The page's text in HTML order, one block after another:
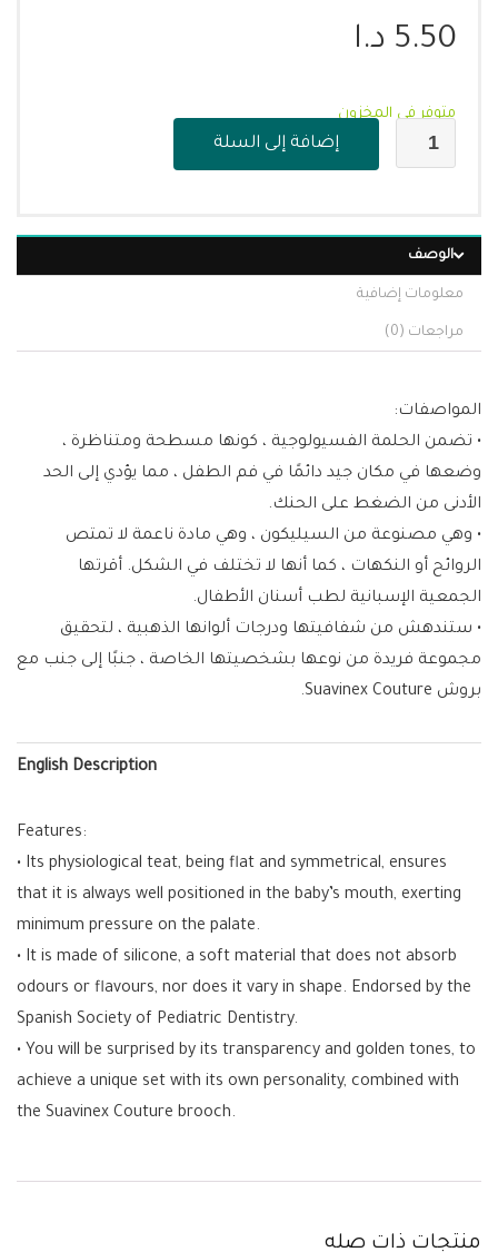
5.50 د.ا
متوفر في المخزون
إضافة إلى السلة
الوصف
معلومات إضافية
مراجعات (0)
المواصفات:
• تضمن الحلمة الفسيولوجية ، كونها مسطحة ومتناظرة ،
وضعها في مكان جيد دائمًا في فم الطفل ، مما يؤدي إلى الحد
الأدنى من الضغط على الحنك.
• وهي مصنوعة من السيليكون ، وهي مادة ناعمة لا تمتص
الروائح أو النكهات ، كما أنها لا تختلف في الشكل. أقرتها
الجمعية الإسبانية لطب أسنان الأطفال.
• ستندهش من شفافيتها ودرجات ألوانها الذهبية ، لتحقيق
مجموعة فريدة من نوعها بشخصيتها الخاصة ، جنبًا إلى جنب مع
بروش Suavinex Couture.
English Description
Features:
• Its physiological teat, being flat and symmetrical, ensures
that it is always well positioned in the baby’s mouth, exerting
minimum pressure on the palate.
• It is made of silicone, a soft material that does not absorb
odours or flavours, nor does it vary in shape. Endorsed by the
Spanish Society of Pediatric Dentistry.
• You will be surprised by its transparency and golden tones, to
achieve a unique set with its own personality, combined with
the Suavinex Couture brooch.
منتجات ذات صله